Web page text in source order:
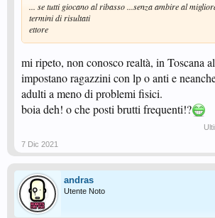
... se tutti giocano al ribasso ...senza ambire al
termini di risultati
ettore
mi ripeto, non conosco realtà, in Toscana
impostano ragazzini con lp o anti e
adulti a meno di problemi fisici.
boia deh! o che posti brutti frequenti!?
7 Dic 2021
andras
Utente Noto